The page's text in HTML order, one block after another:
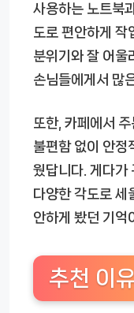
사용하는 노트북
도로 편안하게 작
분위기와 잘 어울
손님들에게서 많
또한, 카페에서
불편함 없이 안정
웠답니다. 게다가
다양한 각도로 세
안하게 봤던 기억
추천 이